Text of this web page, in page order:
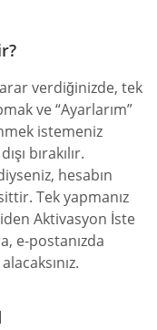
verdiğinizde, tek
ve “Ayarlarım”
istemeniz
bırakılır.
hesabın
Tek yapmanız
Aktivasyon İste
e-postanızda